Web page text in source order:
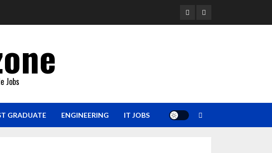
YouTubeWhatsapp
Jobs
GRADUATE ENGINEERING IT JOBS